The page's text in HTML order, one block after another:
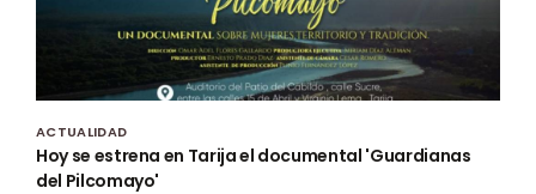
ACTUALIDAD
Hoy se estrena en Tarija el documental 'Guardianas
del Pilcomayo'